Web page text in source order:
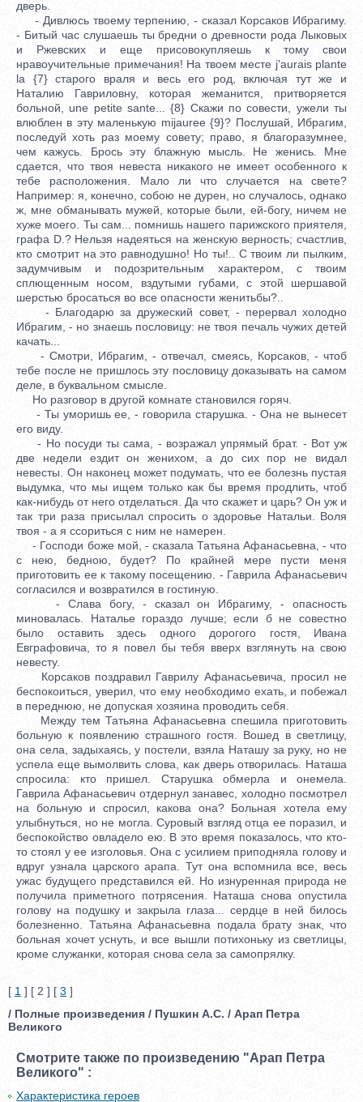
дверь.
- Дивлюсь твоему терпению, - сказал Корсаков Ибрагиму.
- Битый час слушаешь ты бредни о древности рода Лыковых
и Ржевских и еще присовокупляешь к тому свои
нравоучительные примечания! На твоем месте j'aurais plante
la {7} старого враля и весь его род, включая тут же и
Наталию Гавриловну, которая жеманится, притворяется
больной, une petite sante... {8} Скажи по совести, ужели ты
влюблен в эту маленькую mijauree {9}? Послушай, Ибрагим,
последуй хоть раз моему совету; право, я благоразумнее,
чем кажусь. Брось эту блажную мысль. Не женись. Мне
сдается, что твоя невеста никакого не имеет особенного к
тебе расположения. Мало ли что случается на свете?
Например: я, конечно, собою не дурен, но случалось, однако
ж, мне обманывать мужей, которые были, ей-богу, ничем не
хуже моего. Ты сам... помнишь нашего парижского приятеля,
графа D.? Нельзя надеяться на женскую верность; счастлив,
кто смотрит на это равнодушно! Но ты!.. С твоим ли пылким,
задумчивым и подозрительным характером, с твоим
сплющенным носом, вздутыми губами, с этой шершавой
шерстью бросаться во все опасности женитьбы?..
- Благодарю за дружеский совет, - перервал холодно
Ибрагим, - но знаешь пословицу: не твоя печаль чужих детей
качать...
- Смотри, Ибрагим, - отвечал, смеясь, Корсаков, - чтоб
тебе после не пришлось эту пословицу доказывать на самом
деле, в буквальном смысле.
Но разговор в другой комнате становился горяч.
- Ты уморишь ее, - говорила старушка. - Она не вынесет
его виду.
- Но посуди ты сама, - возражал упрямый брат. - Вот уж
две недели ездит он женихом, а до сих пор не видал
невесты. Он наконец может подумать, что ее болезнь пустая
выдумка, что мы ищем только как бы время продлить, чтоб
как-нибудь от него отделаться. Да что скажет и царь? Он уж и
так три раза присылал спросить о здоровье Натальи. Воля
твоя - а я ссориться с ним не намерен.
- Господи боже мой, - сказала Татьяна Афанасьевна, - что
с нею, бедною, будет? По крайней мере пусти меня
приготовить ее к такому посещению. - Гаврила Афанасьевич
согласился и возвратился в гостиную.
- Слава богу, - сказал он Ибрагиму, - опасность
миновалась. Наталье гораздо лучше; если б не совестно
было оставить здесь одного дорогого гостя, Ивана
Евграфовича, то я повел бы тебя вверх взглянуть на свою
невесту.
Корсаков поздравил Гаврилу Афанасьевича, просил не
беспокоиться, уверил, что ему необходимо ехать, и побежал
в переднюю, не допуская хозяина проводить себя.
Между тем Татьяна Афанасьевна спешила приготовить
больную к появлению страшного гостя. Вошед в светлицу,
она села, задыхаясь, у постели, взяла Наташу за руку, но не
успела еще вымолвить слова, как дверь отворилась. Наташа
спросила: кто пришел. Старушка обмерла и онемела.
Гаврила Афанасьевич отдернул занавес, холодно посмотрел
на больную и спросил, какова она? Больная хотела ему
улыбнуться, но не могла. Суровый взгляд отца ее поразил, и
беспокойство овладело ею. В это время показалось, что кто-
то стоял у ее изголовья. Она с усилием приподняла голову и
вдруг узнала царского арапа. Тут она вспомнила все, весь
ужас будущего представился ей. Но изнуренная природа не
получила приметного потрясения. Наташа снова опустила
голову на подушку и закрыла глаза... сердце в ней билось
болезненно. Татьяна Афанасьевна подала брату знак, что
больная хочет уснуть, и все вышли потихоньку из светлицы,
кроме служанки, которая снова села за самопрялку.
[ 1 ] [ 2 ] [ 3 ]
/ Полные произведения / Пушкин А.С. / Арап Петра
Великого
Смотрите также по произведению "Арап Петра
Великого" :
Характеристика героев